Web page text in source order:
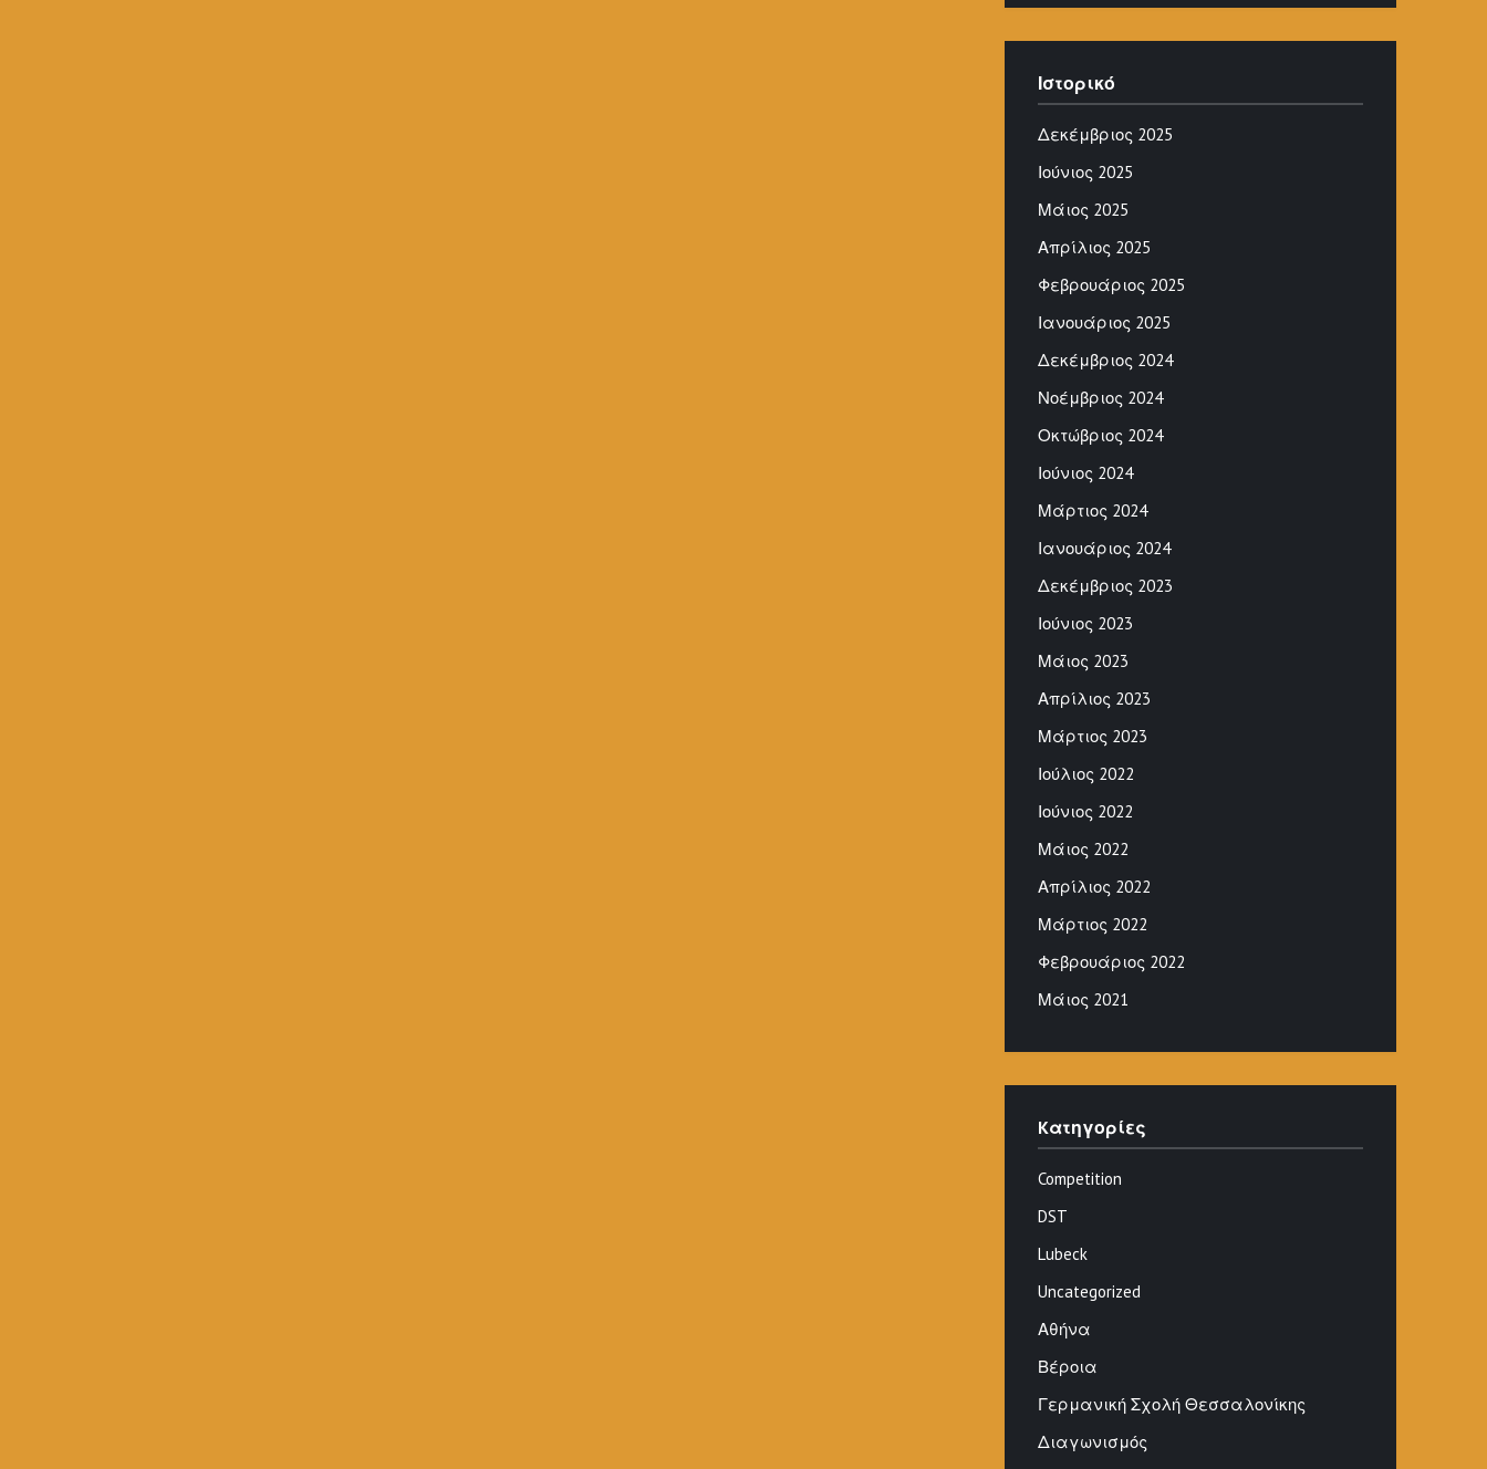
Ιστορικό
Δεκέμβριος 2025
Ιούνιος 2025
Μάιος 2025
Απρίλιος 2025
Φεβρουάριος 2025
Ιανουάριος 2025
Δεκέμβριος 2024
Νοέμβριος 2024
Οκτώβριος 2024
Ιούνιος 2024
Μάρτιος 2024
Ιανουάριος 2024
Δεκέμβριος 2023
Ιούνιος 2023
Μάιος 2023
Απρίλιος 2023
Μάρτιος 2023
Ιούλιος 2022
Ιούνιος 2022
Μάιος 2022
Απρίλιος 2022
Μάρτιος 2022
Φεβρουάριος 2022
Μάιος 2021
Kατηγορίες
Competition
DST
Lubeck
Uncategorized
Αθήνα
Βέροια
Γερμανική Σχολή Θεσσαλονίκης
Διαγωνισμός